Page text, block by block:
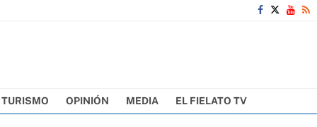
TURISMO OPINIÓN MEDIA EL FIELATO TV